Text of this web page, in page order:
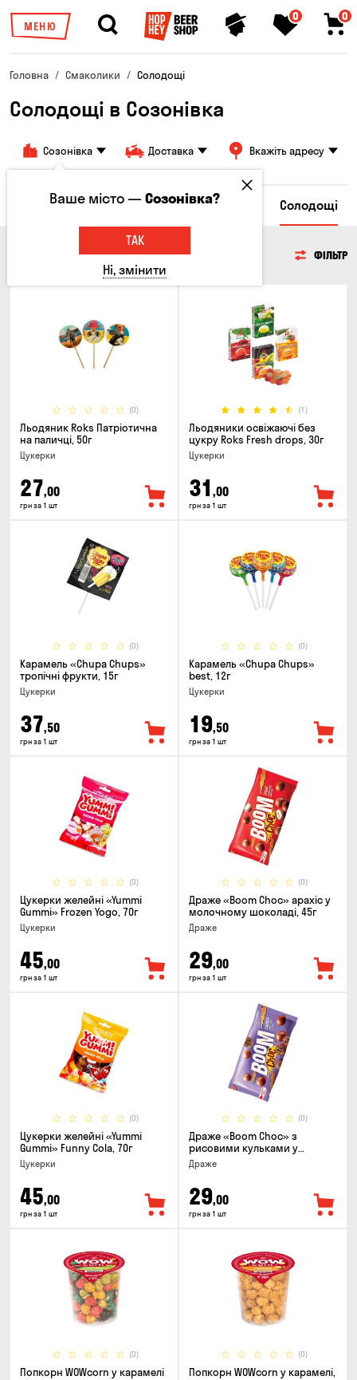
МЕНЮ
0 0
Головна Смаколики Солодощі
Солодощі в Созонівка
Созонівка Доставка Вкажіть адресу
Грінки та Сухарики Злакові снеки Солодощі
СОЛОДОЩІ ФІЛЬТР
(0)
Льодяник Roks Патріотична
на паличці, 50г
Цукерки
27,00
грн за 1 шт
(1)
Льодяники освіжаючі без
цукру Roks Fresh drops, 30г
Цукерки
31 ,00
грн за 1 шт
(0)
Карамель «Chupa Chups»
тропічні фрукти, 15г
Цукерки
37,50
грн за 1 шт
(0)
Карамель «Chupa Chups»
best, 12г
Цукерки
19,50
грн за 1 шт
(0)
Цукерки желейнi «Yummi
Gummi» Frozen Yogo, 70г
Цукерки
45,00
грн за 1 шт
(0)
Драже «Boom Choc» арахіс у
молочному шоколаді, 45г
Драже
29,00
грн за 1 шт
(0)
Цукерки желейнi «Yummi
Gummi» Funny Cola, 70г
Цукерки
45,00
грн за 1 шт
(0)
Драже «Boom Choc» з
рисовими кульками у
молочному шоколаді, 30г
Драже
29,00
грн за 1 шт
(0)
Попкорн WOWcorn у карамелі
(0)
Попкорн WOWcorn у карамелі,
Ваше місто —Созонівка?
ТАК
Ні, змінити